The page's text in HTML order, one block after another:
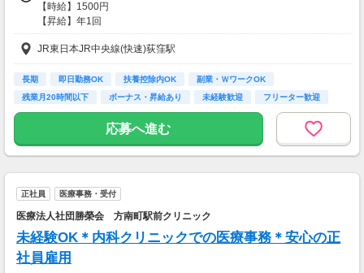
【時給】1500円
【昇給】年1回
【交通費】
全額支給
JR東日本JR中央線(快速)荻窪駅
長期 即日勤務OK 扶養控除内OK
副業・ＷワークOK
残業月20時間以下
ボーナス・昇給あり 未経験歓迎
フリーター歓迎
主婦(夫)歓迎
応募へ進む
正社員 医療事務・受付
医療法人社団勝榮会 方南町駅前クリニック
未経験OK＊内科クリニックでの医療事務＊安心の正
社員雇用